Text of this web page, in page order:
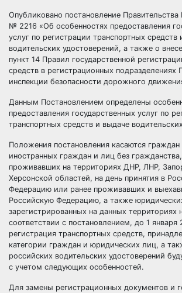
Опубликовано постановление
№ 2216 «Об особенностях предоставления
услуг по регистрации транспортных средств
водительских удостоверений, а также о
пункт 14 Правил государственной
средств в регистрационных подразделениях
инспекции безопасности дорожного
Данным Постановлением определены
предоставления государственных услуг по
транспортных средств и выдаче
Положения постановления касаются граждан
иностранных граждан и лиц без
проживавших на территориях ДНР, ЛНР,
Херсонской областей, на день принятия в
Федерацию или ранее проживавших и
Российскую Федерацию, а также
зарегистрированных на данных территориях
соответствии с постановлением, до 1 января
регистрация транспортных средств,
категории граждан и юридических лиц, а
российских водительских удостоверений
с учетом следующих особенностей.
Для замены регистрационных документов и